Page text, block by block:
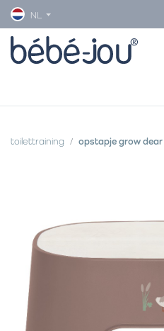
NL
toilettraining opstapje grow